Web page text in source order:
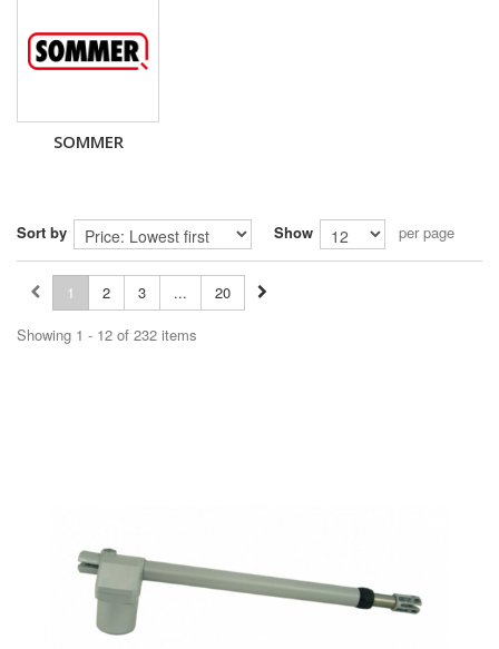
SOMMER
Sort by Show per page
1 2 3 ...
20
Showing 1 - 12 of 232 items